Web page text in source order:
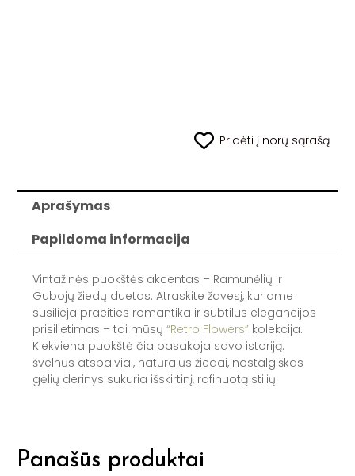
Pridėti į norų sąrašą
Aprašymas
Papildoma informacija
Vintažinės puokštės akcentas – Ramunėlių ir
Gubojų žiedų duetas. Atraskite žavesį, kuriame
susilieja praeities romantika ir subtilus elegancijos
prisilietimas – tai mūsų “Retro Flowers” kolekcija.
Kiekviena puokštė čia pasakoja savo istoriją:
švelnūs atspalviai, natūralūs žiedai, nostalgiškas
gėlių derinys sukuria išskirtinį, rafinuotą stilių.
Panašūs produktai